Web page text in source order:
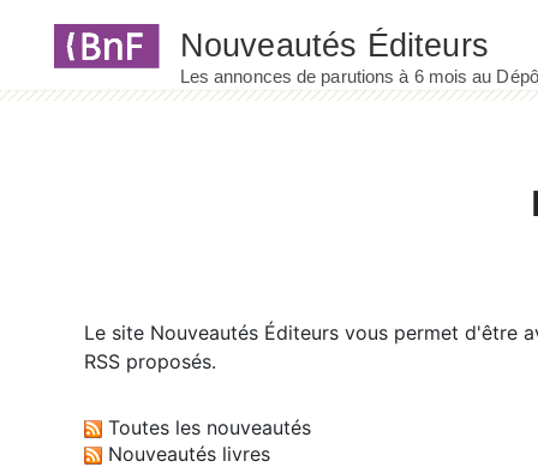
Le site Nouveautés Éditeurs vous permet d'être
RSS proposés.
Toutes les nouveautés
Nouveautés livres